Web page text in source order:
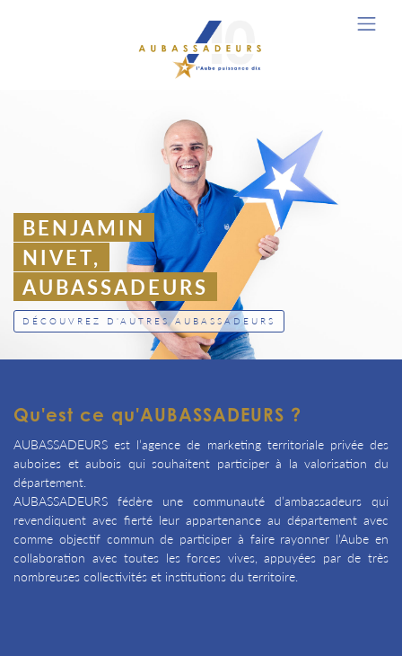
BENJAMIN
NIVET,
AUBASSADEURS
DÉCOUVREZ D'AUTRES AUBASSADEURS
Qu'est ce qu'AUBASSADEURS ?
AUBASSADEURS est l’agence de marketing territoriale privée des
auboises et aubois qui souhaitent participer à la valorisation du
département.
AUBASSADEURS fédère une communauté d’ambassadeurs qui
revendiquent avec fierté leur appartenance au département avec
comme objectif commun de participer à faire rayonner l’Aube en
collaboration avec toutes les forces vives, appuyées par de très
nombreuses collectivités et institutions du territoire.